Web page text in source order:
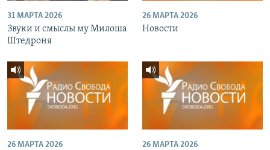
31 МАРТА 2026
Звуки и смыслы му Милоша
Штедроня
26 МАРТА 2026
Новости
26 МАРТА 2026 26 МАРТА 2026